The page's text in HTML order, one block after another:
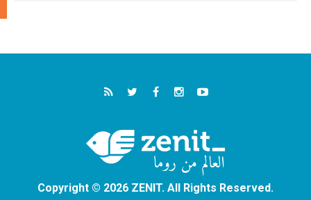
Copyright © 2026 ZENIT. All Rights Reserved.